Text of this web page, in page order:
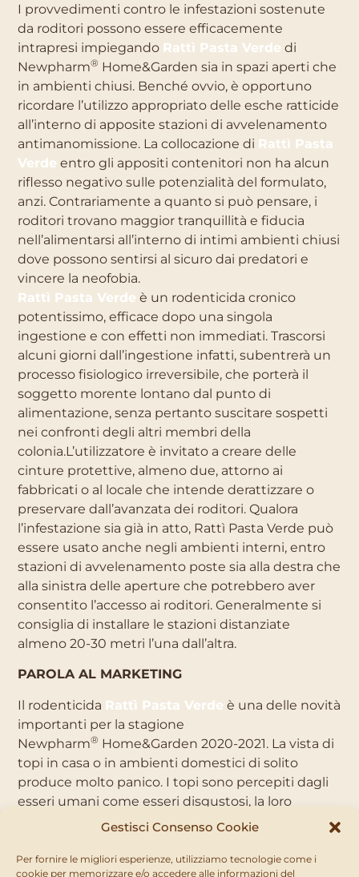
Gestisci Consenso Cookie
Per fornire le migliori esperienze, utilizziamo tecnologie come i
cookie per memorizzare e/o accedere alle informazioni del
I provvedimenti contro le infestazioni sostenute
da roditori possono essere efficacemente
intrapresi impiegando Rattì Pasta Verde di
Newpharm® Home&Garden sia in spazi aperti che
in ambienti chiusi. Benché ovvio, è opportuno
ricordare l’utilizzo appropriato delle esche ratticide
all’interno di apposite stazioni di avvelenamento
antimanomissione. La collocazione di Rattì Pasta
Verde entro gli appositi contenitori non ha alcun
riflesso negativo sulle potenzialità del formulato,
anzi. Contrariamente a quanto si può pensare, i
roditori trovano maggior tranquillità e fiducia
nell’alimentarsi all’interno di intimi ambienti chiusi
dove possono sentirsi al sicuro dai predatori e
vincere la neofobia.
Rattì Pasta Verde è un rodenticida cronico
potentissimo, efficace dopo una singola
ingestione e con effetti non immediati. Trascorsi
alcuni giorni dall’ingestione infatti, subentrerà un
processo fisiologico irreversibile, che porterà il
soggetto morente lontano dal punto di
alimentazione, senza pertanto suscitare sospetti
nei confronti degli altri membri della
colonia.L’utilizzatore è invitato a creare delle
cinture protettive, almeno due, attorno ai
fabbricati o al locale che intende derattizzare o
preservare dall’avanzata dei roditori. Qualora
l’infestazione sia già in atto, Rattì Pasta Verde può
essere usato anche negli ambienti interni, entro
stazioni di avvelenamento poste sia alla destra che
alla sinistra delle aperture che potrebbero aver
consentito l’accesso ai roditori. Generalmente si
consiglia di installare le stazioni distanziate
almeno 20-30 metri l’una dall’altra.
PAROLA AL MARKETING
Il rodenticida Rattì Pasta Verde è una delle novità
importanti per la stagione
Newpharm® Home&Garden 2020-2021. La vista di
topi in casa o in ambienti domestici di solito
produce molto panico. I topi sono percepiti dagli
esseri umani come esseri disgustosi, la loro
presenza può essere associata anche alla
Newpharm®Home&Garden ha cercato di